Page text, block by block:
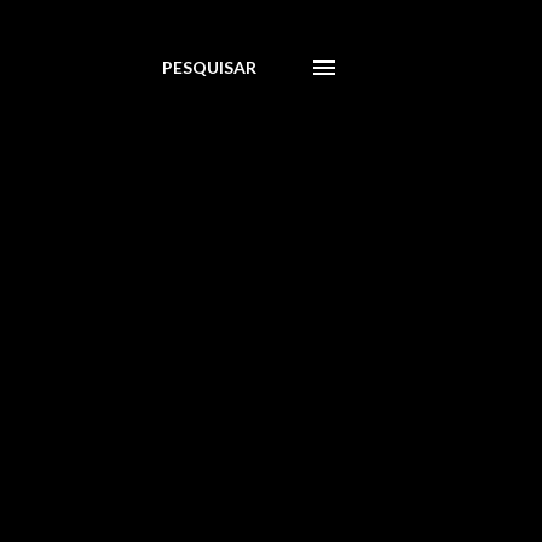
PESQUISAR